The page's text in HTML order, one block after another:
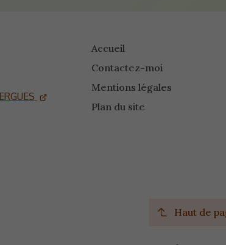
Accueil
Contactez-moi
Mentions légales
Plan du site
Haut de